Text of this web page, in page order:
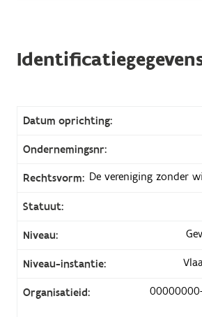
Datum oprichting:
Ondernemingsnr:
Rechtsvorm: De vereniging zonder
Statuut:
Niveau:
Niveau-instantie:
Organisatieid: